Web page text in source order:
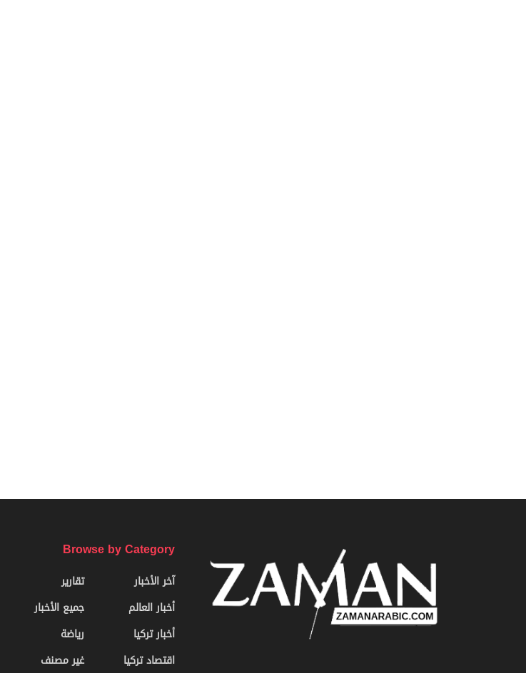
Browse by Category
آخر الأخبار
أخبار العالم
أخبار تركيا
اقتصاد تركيا
تقارير
جميع الأخبار
رياضة
غير مصنف